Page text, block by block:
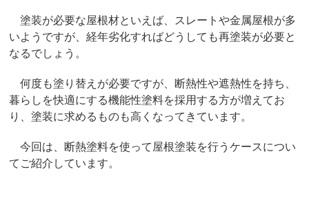
塗装が必要な屋根材といえば、スレートや金属屋根が多
いようですが、経年劣化すればどうしても再塗装が必要と
なるでしょう。
何度も塗り替えが必要ですが、断熱性や遮熱性を持ち、
暮らしを快適にする機能性塗料を採用する方が増えてお
り、塗装に求めるものも高くなってきています。
今回は、断熱塗料を使って屋根塗装を行うケースについ
てご紹介しています。